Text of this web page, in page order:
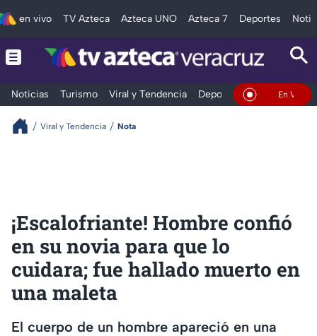
en vivo TV Azteca Azteca UNO Azteca 7 Deportes
Noticias Turismo Viral y Tendencia Deportes Espectáculos
En Vivo
Viral y Tendencia Nota
¡Escalofriante! Hombre confió
en su novia para que lo
cuidara; fue hallado muerto en
una maleta
El cuerpo de un hombre apareció en una